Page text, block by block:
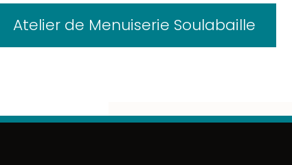
Atelier de Menuiserie Soulabaille